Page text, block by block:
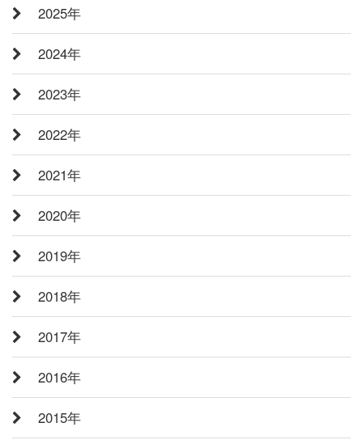
2025年
2024年
2023年
2022年
2021年
2020年
2019年
2018年
2017年
2016年
2015年